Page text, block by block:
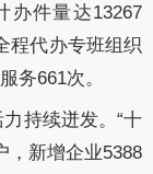
办件量达13267
程代办专班组织
务661次。
持续迸发。“十
，新增企业5388